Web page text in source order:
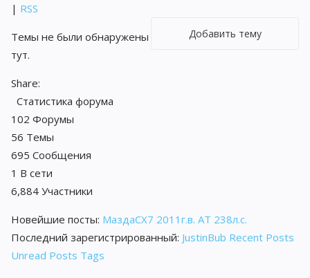
| RSS
Добавить тему
Темы не были обнаружены
тут.
Share:
Статистика форума
102 Форумы
56 Темы
695 Сообщения
1 В сети
6,884 Участники
Новейшие посты: МаздаCX7 2011г.в. АТ 238л.с.
Последний зарегистрированный: JustinBub Recent Posts
Unread Posts Tags